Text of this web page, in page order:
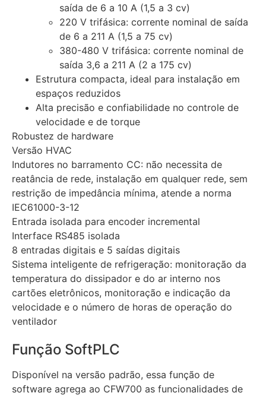
saída de 6 a 10 A (1,5 a 3 cv)
220 V trifásica: corrente nominal de saída
de 6 a 211 A (1,5 a 75 cv)
380-480 V trifásica: corrente nominal de
saída 3,6 a 211 A (2 a 175 cv)
Estrutura compacta, ideal para instalação em
espaços reduzidos
Alta precisão e confiabilidade no controle de
velocidade e de torque
Robustez de hardware
Versão HVAC
Indutores no barramento CC: não necessita de
reatância de rede, instalação em qualquer rede, sem
restrição de impedância mínima, atende a norma
IEC61000-3-12
Entrada isolada para encoder incremental
Interface RS485 isolada
8 entradas digitais e 5 saídas digitais
Sistema inteligente de refrigeração: monitoração da
temperatura do dissipador e do ar interno nos
cartões eletrônicos, monitoração e indicação da
velocidade e o número de horas de operação do
ventilador
Função SoftPLC
Disponível na versão padrão, essa função de
software agrega ao CFW700 as funcionalidades de